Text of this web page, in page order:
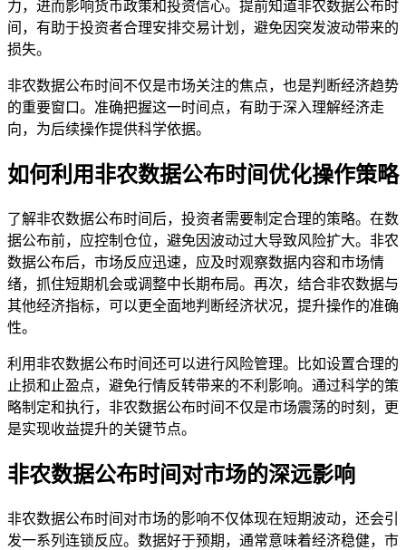
力，进而影响货币政策和投资信心。提前知道非农数据公布时
间，有助于投资者合理安排交易计划，避免因突发波动带来的
损失。
非农数据公布时间不仅是市场关注的焦点，也是判断经济趋势
的重要窗口。准确把握这一时间点，有助于深入理解经济走
向，为后续操作提供科学依据。
如何利用非农数据公布时间优化操作策略
了解非农数据公布时间后，投资者需要制定合理的策略。在数
据公布前，应控制仓位，避免因波动过大导致风险扩大。非农
数据公布后，市场反应迅速，应及时观察数据内容和市场情
绪，抓住短期机会或调整中长期布局。再次，结合非农数据与
其他经济指标，可以更全面地判断经济状况，提升操作的准确
性。
利用非农数据公布时间还可以进行风险管理。比如设置合理的
止损和止盈点，避免行情反转带来的不利影响。通过科学的策
略制定和执行，非农数据公布时间不仅是市场震荡的时刻，更
是实现收益提升的关键节点。
非农数据公布时间对市场的深远影响
非农数据公布时间对市场的影响不仅体现在短期波动，还会引
发一系列连锁反应。数据好于预期，通常意味着经济稳健，市